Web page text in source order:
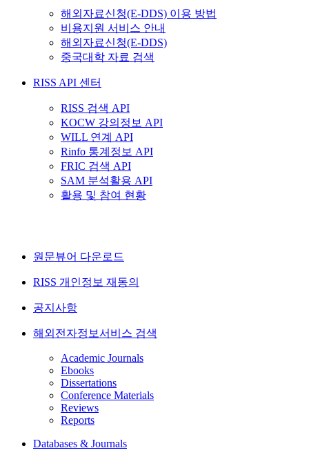
해외자료신청(E-DDS) 이용 방법
비용지원 서비스 안내
해외자료신청(E-DDS)
중국대학 자료 검색
RISS API 센터
RISS 검색 API
KOCW 강의정보 API
WILL 연계 API
Rinfo 통계정보 API
FRIC 검색 API
SAM 분석활용 API
활용 및 참여 현황
원문뷰어 다운로드
RISS 개인정보 재동의
공지사항
해외전자정보서비스 검색
Academic Journals
Ebooks
Dissertations
Conference Materials
Reviews
Reports
Databases & Journals